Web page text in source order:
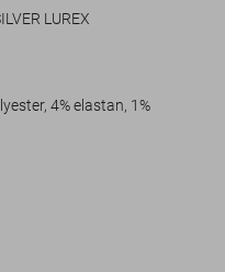
formeel gedragen kan
jeans voor een gezellige,
het comfort van deze blouse
dragen.
LUREX
4% elastan, 1%